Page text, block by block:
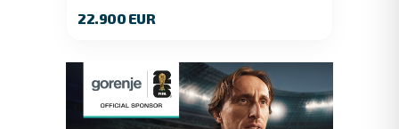
22.900 EUR